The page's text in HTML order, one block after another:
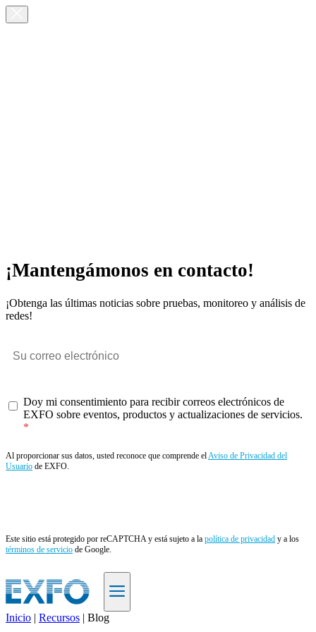
¡Mantengámonos en contacto!
¡Obtenga las últimas noticias sobre pruebas, monitoreo y análisis de
redes!
Doy mi consentimiento para recibir correos electrónicos de
EXFO sobre eventos, productos y actualizaciones de servicios.
Al proporcionar sus datos, usted reconoce que comprende elAviso de Privacidad del
Usuario de EXFO.
Este sitio está protegido por reCAPTCHA y está sujeto a la política de privacidad y a los
términos de servicio de Google.
Inicio | Recursos | Blog